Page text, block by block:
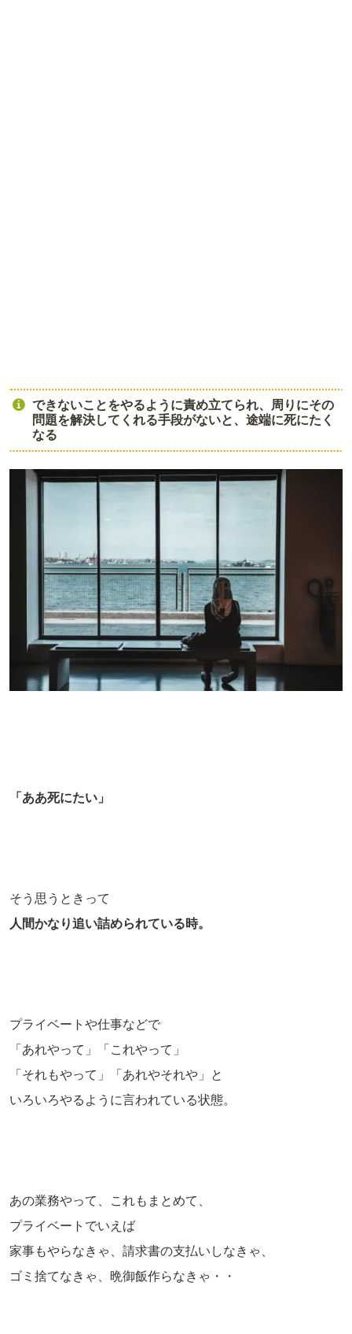
できないことをやるように責め立てられ、周りにその
問題を解決してくれる手段がないと、途端に死にたく
なる
「ああ死にたい」
そう思うときって
人間かなり追い詰められている時。
プライベートや仕事などで
「あれやって」「これやって」
「それもやって」「あれやそれや」と
いろいろやるように言われている状態。
あの業務やって、これもまとめて、
プライベートでいえば
家事もやらなきゃ、請求書の支払いしなきゃ、
ゴミ捨てなきゃ、晩御飯作らなきゃ・・